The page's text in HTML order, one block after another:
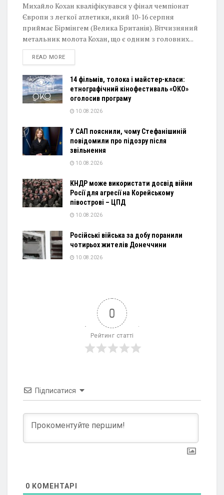
Михайло Кохан кваліфікувався у фінал чемпіонат
Європи з легкої атлетики, який 10-16 серпня
приймає Бірмінгем (Велика Британія). Вітчизняний
метальник молота Кохан, що є одним з головних...
READ MOREDETAILS
14 фільмів, толока і майстер-класи:
етнографічний кінофестиваль «ОКО»
оголосив програму
10.08.2026
У САП пояснили, чому Стефанішиній
повідомили про підозру після
звільнення
10.08.2026
КНДР може використати досвід війни
Росії для агресії на Корейському
півострові – ЦПД
10.08.2026
Російські війська за добу поранили
чотирьох жителів Донеччини
10.08.2026
0
Рейтинг статті
Підписатися
0 КОМЕНТАРІ